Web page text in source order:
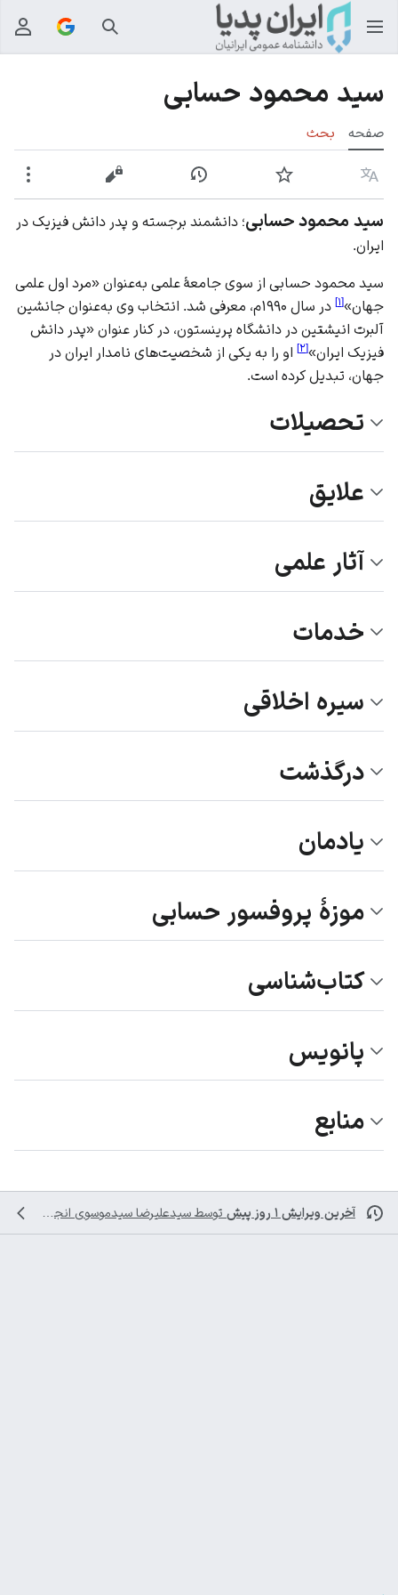
جستجو
سید محمود حسابی
صفحه بحث
زبان پیگیری نمایش تاریخچهنمایش مبدأ
سید محمود حسابی؛ دانشمند برجسته و پدر دانش فیزیک در
ایران.
سید محمود حسابی از سوی جامعۀ علمی به‌عنوان «مرد اول علمی
جهان»[۱]
در سال ۱۹۹۰م، معرفی شد. انتخاب وی به‌عنوان جانشین
آلبرت انیشتین در دانشگاه پرینستون، در کنار عنوان «پدر دانش
فیزیک ایران»[۲] او را به یکی از شخصیت‌های نامدار ایران در
جهان، تبدیل کرده است.
تحصیلات
علایق
آثار علمی
خدمات
سیره اخلاقی
درگذشت
یادمان
موزۀ پروفسور حسابی
کتاب‌شناسی
پانویس
منابع
آخرین ویرایش ۱ روز پیش توسط سیدعلیرضا سیدموسوی انجام شده است